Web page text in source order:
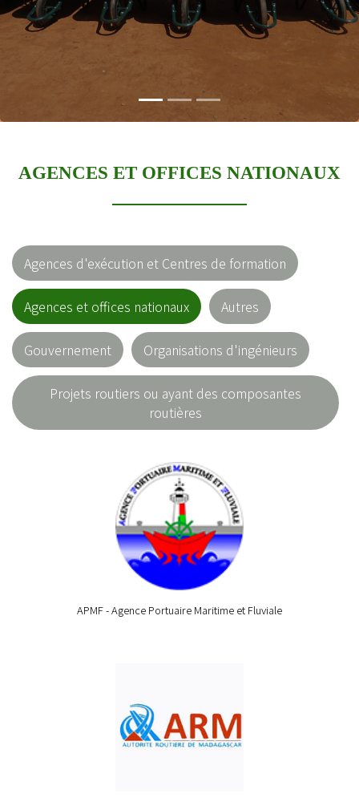
et des dirigeants
AGENCES ET OFFICES NATIONAUX
Agences d'exécution et Centres de formation
Agences et offices nationaux Autres
Gouvernement Organisations d'ingénieurs
Projets routiers ou ayant des composantes
routières
APMF - Agence Portuaire Maritime et Fluviale